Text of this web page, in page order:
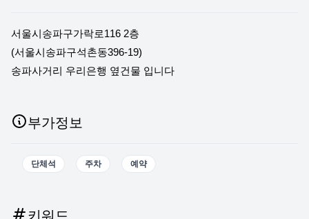
서울시송파구가락로116 2층
(서울시송파구석촌동396-19)
송파사거리 우리은행 옆건물 입니다
부가정보
단체석 주차 예약
키워드